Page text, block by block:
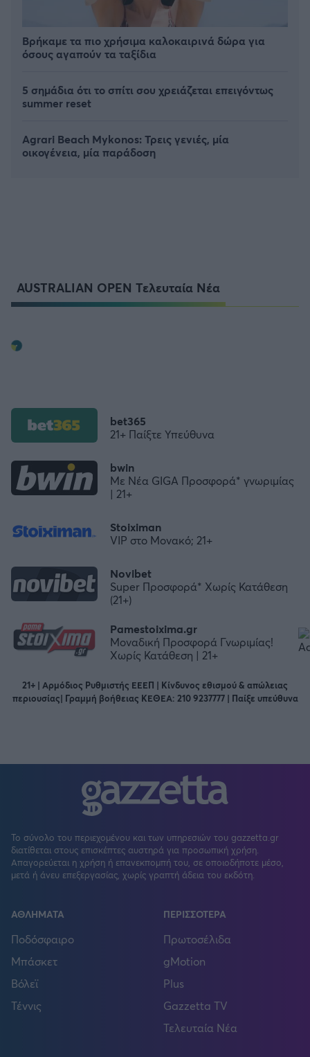
Βρήκαμε τα πιο χρήσιμα καλοκαιρινά δώρα για
όσους αγαπούν τα ταξίδια
5 σημάδια ότι το σπίτι σου χρειάζεται επειγόντως
summer reset
Agrari Beach Mykonos: Τρεις γενιές, μία
οικογένεια, μία παράδοση
AUSTRALIAN OPEN Τελευταία Νέα
bwin
Με Νέα GIGA Προσφορά* γνωριμίας
| 21+
Stoiximan
VIP στο Μονακό; 21+
Novibet
Super Προσφορά* Χωρίς Κατάθεση
(21+)
Pamestoixima.gr
Μοναδική Προσφορά Γνωριμίας!
Χωρίς Κατάθεση | 21+
bet365
21+ Παίξτε Υπεύθυνα
21+ | Αρμόδιος Ρυθμιστής ΕΕΕΠ | Κίνδυνος εθισμού & απώλειας
περιουσίας| Γραμμή βοήθειας ΚΕΘΕΑ: 210 9237777 | Παίξε υπεύθυνα
Το σύνολο του περιεχομένου και των υπηρεσιών του gazzetta.gr
διατίθεται στους επισκέπτες αυστηρά για προσωπική χρήση.
Απαγορεύεται η χρήση ή επανεκπομπή του, σε οποιοδήποτε μέσο,
μετά ή άνευ επεξεργασίας, χωρίς γραπτή άδεια του εκδότη.
ΑΘΛΗΜΑΤΑ
Ποδόσφαιρο
Μπάσκετ
Βόλεϊ
Τέννις
ΠΕΡΙΣΣΟΤΕΡΑ
Πρωτοσέλιδα
gMotion
Plus
Gazzetta TV
Τελευταία Νέα